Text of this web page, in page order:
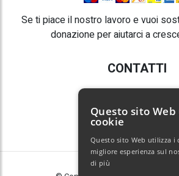
Se ti piace il nostro lavoro e vuoi
donazione per aiutarci a
CONTATTI
E-mail:
Questo sito
cookie
Questo sito Web utilizza
migliore esperienza sul
di più